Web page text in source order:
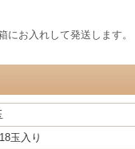
お入れして発送します。
玉入り